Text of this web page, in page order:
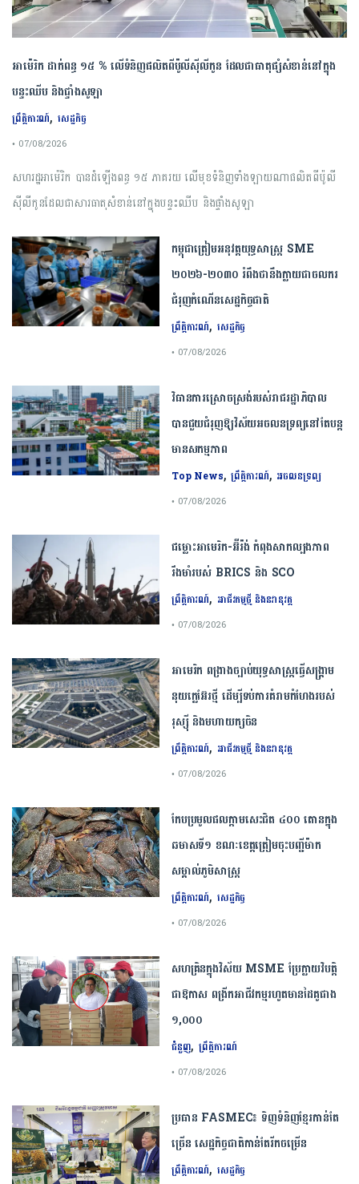
អាម៉េរិក ដាក់ពន្ធ ១៥ % លើទំនិញផលិតពីប៉ូលីស៊ីលីកូន ដែលជាធាតុផ្សំសំខាន់នៅក្នុង
បន្ទះឈីប និងផ្ទាំងសូឡា
ព្រឹត្តិការណ៍, សេដ្ឋកិច្ច
• 07/08/2026
សហរដ្ឋអាម៉េរិក បានដំឡើងពន្ធ ១៥ ភាគរយ លើមុខទំនិញទាំងឡាយណាផលិតពីប៉ូលី
ស៊ីលីកូនដែលជាសារធាតុសំខាន់នៅក្នុងបន្ទះឈីប និងផ្ទាំងសូឡា
កម្ពុជា​ត្រៀមអនុវត្ត​យុទ្ធសាស្ត្រ​ ​SME​ ​
២០២៦​-​២០៣០​ រំពឹងថានឹងក្លាយ​ជា​ចលករ​
ជំរុញ​កំណើន​សេដ្ឋកិច្ច​ជាតិ​
ព្រឹត្តិការណ៍, សេដ្ឋកិច្ច
• 07/08/2026
វិធានការស្រោចស្រង់របស់រាជរដ្ឋាភិបាល​
បាន​ជួយ​ជំរុញឱ្យវិស័យ​អចលនទ្រព្យនៅតែបន្ត​
មានសកម្មភាព
Top News,ព្រឹត្តិការណ៍, អចលនទ្រព្យ
• 07/08/2026
ជម្លោះ​អាមេរិក​-​អ៊ីរ៉ង់​ ​កំពុង​សាកល្បង​ភាព​
រឹងមាំ​របស់​ ​BRICS​ ​និង​ ​SCO​
ព្រឹត្តិការណ៍, អាជីវកម្មថ្មី និងនវានុវត្ត
• 07/08/2026
​អាមេរិក​ ពង្រាងច្បាប់​យុទ្ធសាស្ត្រ​ធ្វើ​សង្គ្រាម​
នុយក្លេអ៊ែរ​ថ្មី ដើម្បីទប់ការគំរាមកំហែងរបស់​
រុស្ស៊ី និងមហាយក្សចិន
ព្រឹត្តិការណ៍, អាជីវកម្មថ្មី និងនវានុវត្ត
• 07/08/2026
កែប​ប្រមូល​ផល​ក្តាម​សេះ​ជិត​ ​៤០០ ​តោន​ក្នុង​
ឆមាស​ទី​១​ ​ខណៈ​ខេត្ត​ត្រៀម​ចុះបញ្ជី​ម៉ាក​
សម្គាល់​ភូមិសាស្ត្រ​
ព្រឹត្តិការណ៍, សេដ្ឋកិច្ច
• 07/08/2026
សហគ្រិនក្នុងវិស័យ MSME ប្រែក្លាយវិបត្តិ
ជាឱកាស ពង្រីកអាជីវកម្មរហូតមានដៃគូជាង
១,០០០
ជំនួញ,ព្រឹត្តិការណ៍
• 07/08/2026
ប្រធាន​​ ​FASMEC​៖​ ​ទិញ​ទំនិញ​ខ្មែរ​កាន់តែ​
ច្រើន​ ​សេដ្ឋកិច្ច​ជាតិ​កាន់តែ​រីកចម្រើន​
ព្រឹត្តិការណ៍, សេដ្ឋកិច្ច